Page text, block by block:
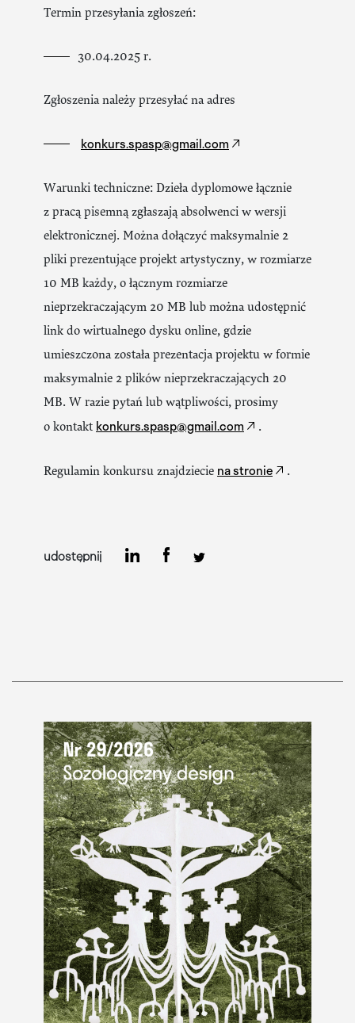
Termin przesyłania zgłoszeń:
30.04.2025 r.
Zgłoszenia należy przesyłać na adres
konkurs.spasp@gmail.com
Warunki techniczne: Dzieła dyplomowe łącznie
z pracą pisemną zgłaszają absolwenci w wersji
elektronicznej. Można dołączyć maksymalnie 2
pliki prezentujące projekt artystyczny, w rozmiarze
10 MB każdy, o łącznym rozmiarze
nieprzekraczającym 20 MB lub można udostępnić
link do wirtualnego dysku online, gdzie
umieszczona została prezentacja projektu w formie
maksymalnie 2 plików nieprzekraczających 20
MB. W razie pytań lub wątpliwości, prosimy
o kontakt konkurs.spasp@gmail.com .
Regulamin konkursu znajdziecie na stronie .
udostępnij